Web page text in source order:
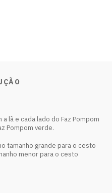
lã e cada lado do Faz Pompom
Pompom verde.
tamanho grande para o cesto
menor para o cesto